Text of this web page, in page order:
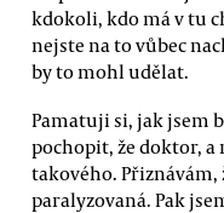
kdokoli, kdo má v tu
nejste na to vůbec
by to mohl udělat.
Pamatuji si, jak jsem
pochopit, že doktor,
takového.
paralyzovaná. Pak